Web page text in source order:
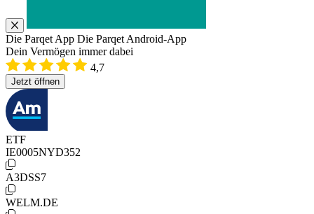
Die Parqet App Die Parqet Android-App
Dein Vermögen immer dabei
4,7
Jetzt öffnen
ETF
IE0005NYD352
A3DSS7
WELM.DE